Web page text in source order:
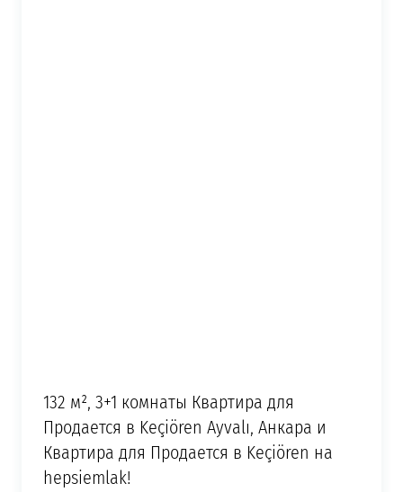
132 м², 3+1 комнаты Квартира для
Продается в Keçiören Ayvalı, Анкара и
Квартира для Продается в Keçiören на
hepsiemlak!